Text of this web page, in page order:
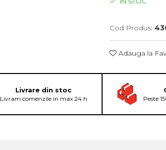
Cod Produs:
Adauga la
Livrare din stoc
Livram comenzile in max 24 h Peste